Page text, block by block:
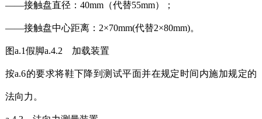
——接触盘直径：40mm（代替55mm）；
——接触盘中心距离：2×70mm(代替2×80mm)。
图a.1假脚a.4.2 加载装置
按a.6的要求将鞋下降到测试平面并在规定时间内施加规定的
法向力。